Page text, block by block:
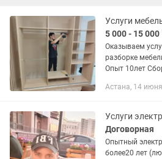
5 000 - 15 000
Оказываем
разборке
Опыт 10лет Сборка мебели любой
Кухонный
Стеллаж итп А...
Астана, 14 июня
Договорная
Опытный
более20 лет